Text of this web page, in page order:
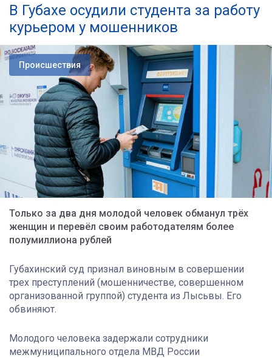
В Губахе осудили студента за работу
курьером у мошенников
Происшествия
Только за два дня молодой человек обманул трёх
женщин и перевёл своим работодателям более
полумиллиона рублей
Губахинский суд признал виновным в совершении
трех преступлений (мошенничестве, совершенном
организованной группой) студента из Лысьвы. Его
обвиняют.
Молодого человека задержали сотрудники
межмуниципального отдела МВД России